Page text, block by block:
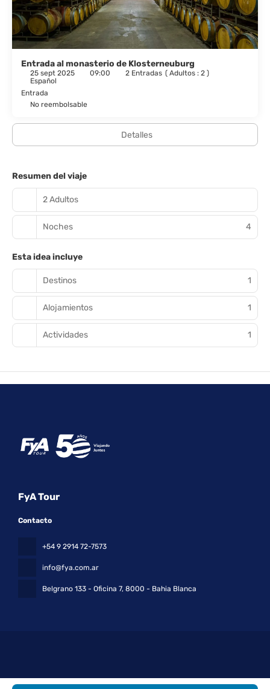
Este hotel cuenta con una cafetería para tomar algo rápido, pero
también puedes aprovechar su servicio de habitaciones con
horario limitado. Apaga la sed con tu bebida favorita en el bar o
lounge. Se ofrece un desayuno bufé todos los días de 07:00 a
10:30 con un coste adicional.
Tendrás conexión a Internet por cable gratis, un centro de
negocios y periódicos gratuitos en el vestíbulo a tu disposición.
Pagando un pequeño suplemento podrás aprovechar
prestaciones como servicio de transporte al aeropuerto (ida y
vuelta) disponible 24 horas y aparcamiento sin asistencia (de
Entrada al monasterio de Klosterneuburg
25 sept 2025 09:00 2 Entradas ( Adultos : 2 )
Español
Entrada
No reembolsable
Detalles
Resumen del viaje
2 Adultos
Noches 4
Esta idea incluye
Destinos 1
Alojamientos 1
Actividades 1
FyA Tour
Contacto
+54 9 2914 72-7573
info@fya.com.ar
Belgrano 133 - Oficina 7, 8000 - Bahia Blanca